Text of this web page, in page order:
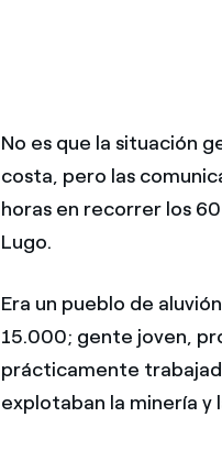
No es que la situación
costa, pero las
horas en recorrer los
Lugo.
Era un pueblo de
15.000; gente joven,
prácticamente
explotaban la minería